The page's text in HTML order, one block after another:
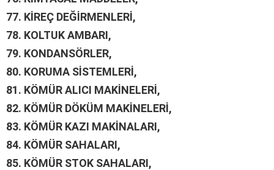
77. KİREÇ DEĞİRMENLERİ,
78. KOLTUK AMBARI,
79. KONDANSÖRLER,
80. KORUMA SİSTEMLERİ,
81. KÖMÜR ALICI MAKİNELERİ,
82. KÖMÜR DÖKÜM MAKİNELERİ,
83. KÖMÜR KAZI MAKİNALARI,
84. KÖMÜR SAHALARI,
85. KÖMÜR STOK SAHALARI,